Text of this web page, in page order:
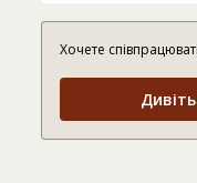
Хочете